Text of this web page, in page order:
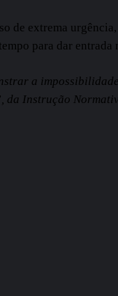
de extrema
para dar
a
da Instrução